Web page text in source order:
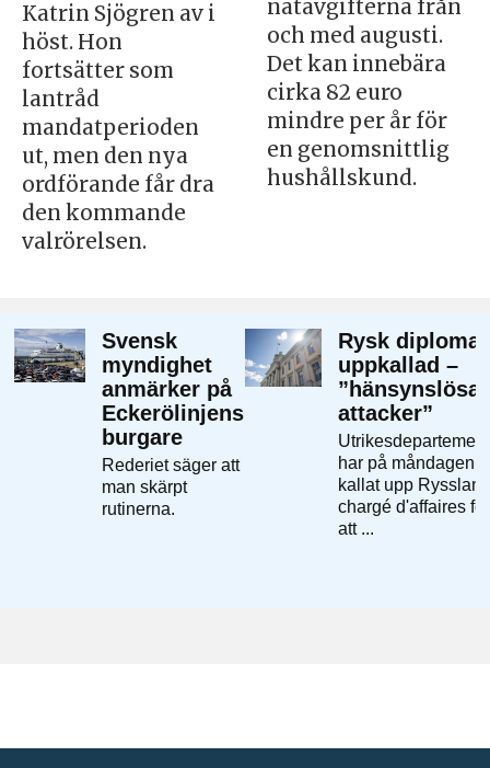
Katrin Sjögren av i
höst. Hon
fortsätter som
lantråd
mandatperioden
ut, men den nya
ordförande får dra
den kommande
valrörelsen.
nätavgifterna från
och med augusti.
Det kan innebära
cirka 82 euro
mindre per år för
en genomsnittlig
hushållskund.